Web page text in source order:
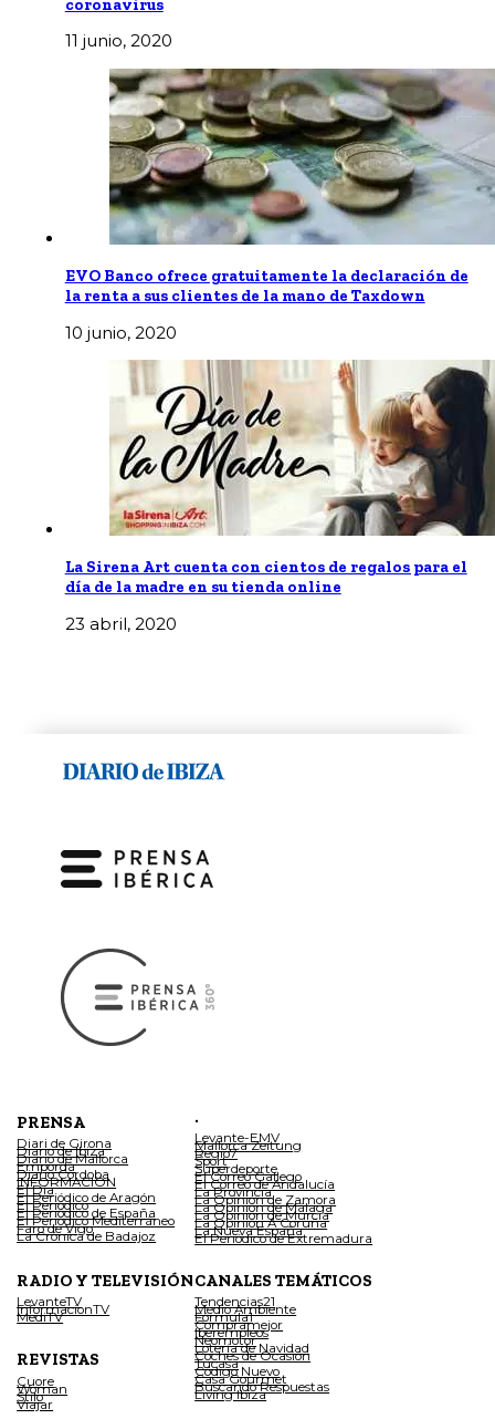
coronavirus
11 junio, 2020
EVO Banco ofrece gratuitamente la declaración de
la renta a sus clientes de la mano de Taxdown
10 junio, 2020
La Sirena Art cuenta con cientos de regalos para el
día de la madre en su tienda online
23 abril, 2020
PRENSA
Diari de Girona
Diario de Ibiza
Diario de Mallorca
Empordà
Diario Córdoba
INFORMACIÓN
El Día
El Periódico de Aragón
El Periódico
El Periódico de España
El Periódico Mediterráneo
Faro de Vigo
La Crónica de Badajoz
.
Levante-EMV
Mallorca Zeitung
Regio7
Sport
Superdeporte
El Correo Gallego
El Correo de Andalucía
La Provincia
La Opinión de Zamora
La Opinión de Málaga
La Opinión de Murcia
La Opinión A Coruña
La Nueva España
El Periódico de Extremadura
RADIO Y TELEVISIÓN
LevanteTV
InformacionTV
MediTV
REVISTAS
Cuore
Woman
Stilo
Viajar
CANALES TEMÁTICOS
Tendencias21
Medio Ambiente
Fórmula1
Compramejor
Iberempleos
Neomotor
Lotería de Navidad
Coches de Ocasión
Tucasa
Código Nuevo
Casa Gourmet
Buscando Respuestas
Living Ibiza